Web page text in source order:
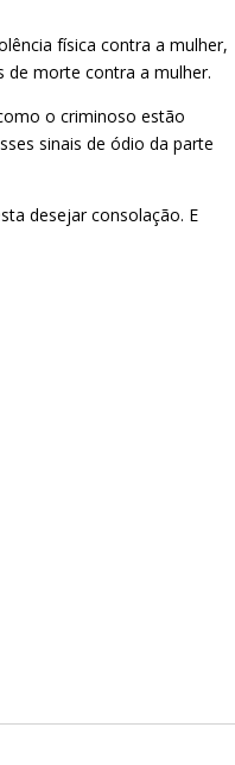
física contra a mulher,
de morte contra a mulher.
o criminoso estão
sinais de ódio da parte
desejar consolação. E